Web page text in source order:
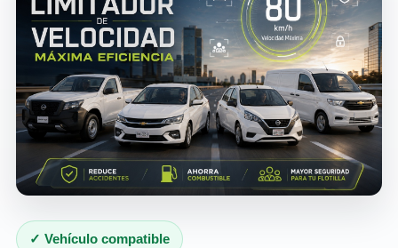
✓ Vehículo compatible